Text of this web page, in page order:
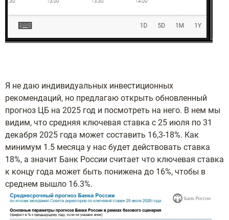
Я не даю индивидуальных инвестиционных
рекомендаций, но предлагаю открыть обновленный
прогноз ЦБ на 2025 год и посмотреть на него. В нем мы
видим, что средняя ключевая ставка с 25 июля по 31
декабря 2025 года может составить 16,3-18%. Как
минимум 1.5 месяца у нас будет действовать ставка
18%, а значит Банк России считает что ключевая ставка
к концу года может быть понижена до 16%, чтобы в
среднем вышло 16.3%.